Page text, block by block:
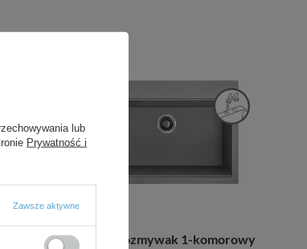
Tau - zlewozmywak 1-komorowy
lub
Prywatność i
Zawsze aktywne